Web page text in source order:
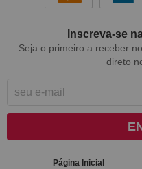
Inscreva-se
Seja o primeiro a receber
direto
Página Inicial